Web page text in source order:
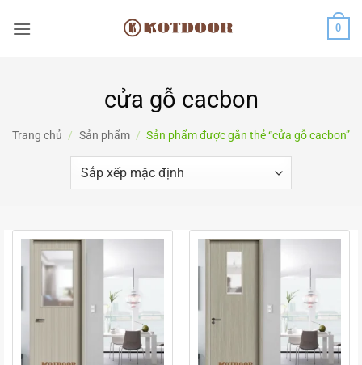
qua
0
cửa gỗ cacbon
Trang chủ / Sản phẩm / Sản phẩm được gắn thẻ “cửa gỗ cacbon”